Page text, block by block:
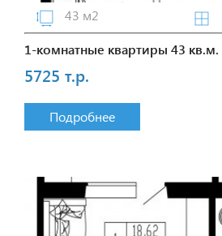
43 м2
1-комнатные квартиры 43 кв.м.
5725 т.р.
Подробнее